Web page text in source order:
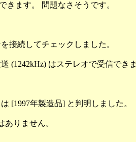
きます。 問題なさそうです。
接続してチェックしました。
(1242kHz) はステレオで受信できま
[1997年製造品] と判明しました。
りません。